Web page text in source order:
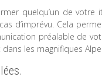
quelqu’un de votre
d’imprévu. Cela
préalable de
les magnifiques